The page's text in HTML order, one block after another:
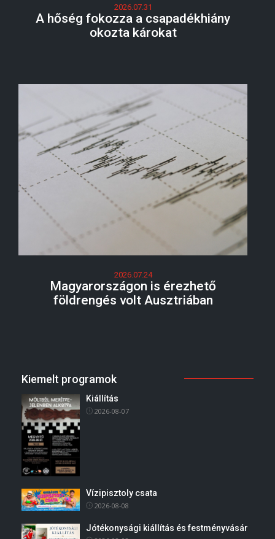
2026.07.31
A hőség fokozza a csapadékhiány
okozta károkat
2026.07.24
Magyarországon is érezhető
földrengés volt Ausztriában
Kiemelt programok
Kiállítás
2026-08-07
Vízipisztoly csata
2026-08-08
Jótékonysági kiállítás és festményvásár